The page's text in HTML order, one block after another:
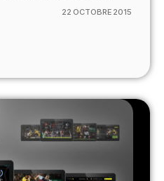
22 OCTOBRE 2015